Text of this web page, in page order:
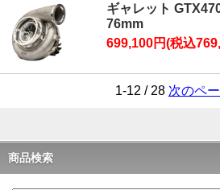
ギャレット
76mm
699,100円(税込
1-12 / 28 次のペ
商品検索